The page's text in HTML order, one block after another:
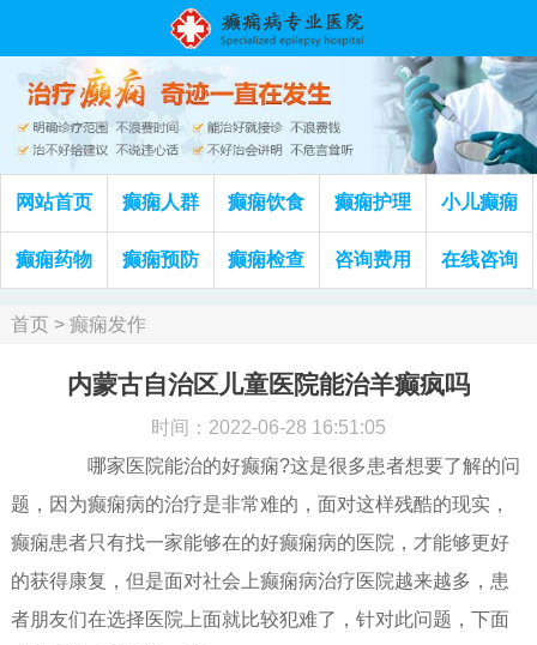
网站首页 癫痫人群 癫痫饮食 癫痫护理 小儿癫痫
癫痫药物 癫痫预防 癫痫检查 咨询费用 在线咨询
首页> 癫痫发作
内蒙古自治区儿童医院能治羊癫疯吗
时间：2022-06-28 16:51:05
哪家医院能治的好癫痫?这是很多患者想要了解的问
题，因为癫痫病的治疗是非常难的，面对这样残酷的现实，
癫痫患者只有找一家能够在的好癫痫病的医院，才能够更好
的获得康复，但是面对社会上癫痫病治疗医院越来越多，患
者朋友们在选择医院上面就比较犯难了，针对此问题，下面